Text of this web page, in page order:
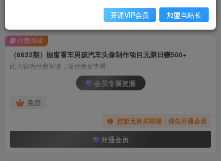
（6632期）橱窗看车男孩汽车头像制作项目无脑日赚500+
此内容为付费阅读，请付费后查看
会员专属资源
免费
您暂无购买权限，请先开通会员
开通会员
付费阅读
开通VIP会员 加盟当站长